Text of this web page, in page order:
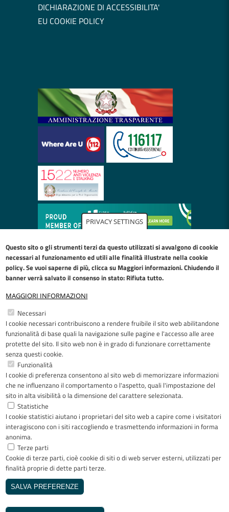
PRIVACY SETTINGS
Questo sito o gli strumenti terzi da questo utilizzati si avvalgono di cookie
necessari al funzionamento ed utili alle finalità illustrate nellacookie
policy. Se vuoi saperne di più, clicca su Maggiori informazioni. Chiudendo il
banner verrà salvato il consenso in stato: Rifiuta tutto.
MAGGIORI INFORMAZIONI
Necessari
I cookie necessari contribuiscono a rendere fruibile il sito web abilitandone
funzionalità di base quali la navigazione sulle pagine e l'accesso alle aree
protette del sito. Il sito web non è in grado di funzionare correttamente
senza questi cookie.
Funzionalità
I cookie di preferenza consentono al sito web di memorizzare informazioni
che ne influenzano il comportamento o l'aspetto, quali l'impostazione del
sito in alta visibilità o la dimensione del carattere selezionata.
Statistiche
I cookie statistici aiutano i proprietari del sito web a capire come i visitatori
interagiscono con i siti raccogliendo e trasmettendo informazioni in forma
anonima.
Terze parti
Cookie di terze parti, cioè cookie di siti o di web server esterni, utilizzati per
finalità proprie di dette parti terze.
SALVA PREFERENZE
DICHIARAZIONE DI ACCESSIBILITA'
EU COOKIE POLICY
Restiamo in contatto
FacebookYouTubeLinkedInInstagram
Riconoscimenti
Copyright © 2005-2023 - ASST Papa
Giovanni XXIII - Piazza OMS 1 24127
Bergamo - Tutti i diritti riservati